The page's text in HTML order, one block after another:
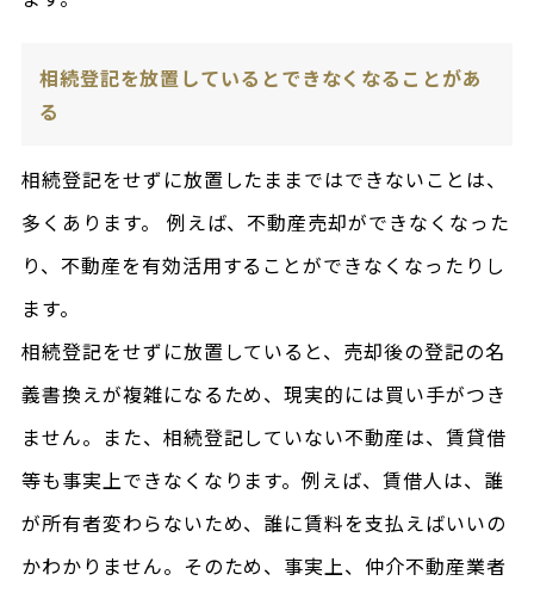
相続登記を放置しているとできなくなることがあ
る
相続登記をせずに放置したままではできないことは、
多くあります。 例えば、不動産売却ができなくなった
り、不動産を有効活用することができなくなったりし
ます。
相続登記をせずに放置していると、売却後の登記の名
義書換えが複雑になるため、現実的には買い手がつき
ません。また、相続登記していない不動産は、賃貸借
等も事実上できなくなります。例えば、賃借人は、誰
が所有者変わらないため、誰に賃料を支払えばいいの
かわかりません。そのため、事実上、仲介不動産業者